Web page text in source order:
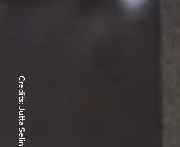
Credits:
Jutta Selin